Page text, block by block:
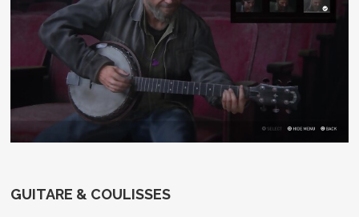
GUITARE & COULISSES